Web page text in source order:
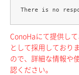
ConoHaにて提供し
として採用しており
ので、詳細な情報や
認ください。